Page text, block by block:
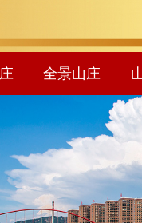
全景山庄